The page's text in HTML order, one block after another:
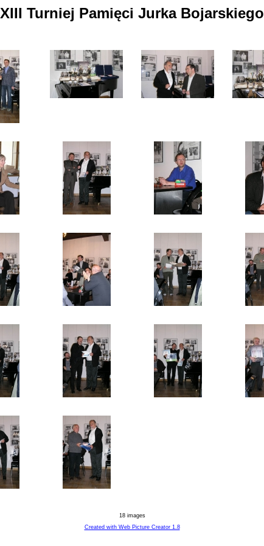
XIII Turniej Pamięci Jurka Bojarskiego
18 images
Created with Web Picture Creator 1.8